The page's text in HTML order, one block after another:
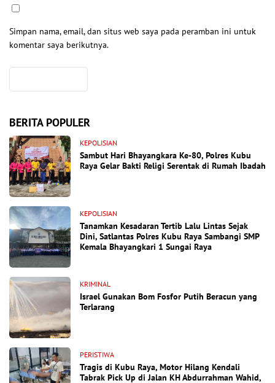
Simpan nama, email, dan situs web saya pada peramban ini untuk
komentar saya berikutnya.
BERITA POPULER
KEPOLISIAN
Sambut Hari Bhayangkara Ke-80, Polres Kubu
Raya Gelar Bakti Religi Serentak di Rumah Ibadah
KEPOLISIAN
Tanamkan Kesadaran Tertib Lalu Lintas Sejak
Dini, Satlantas Polres Kubu Raya Sambangi SMP
Kemala Bhayangkari 1 Sungai Raya
KRIMINAL
Israel Gunakan Bom Fosfor Putih Beracun yang
Terlarang
PERISTIWA
Tragis di Kubu Raya, Motor Hilang Kendali
Tabrak Pick Up di Jalan KH Abdurrahman Wahid,